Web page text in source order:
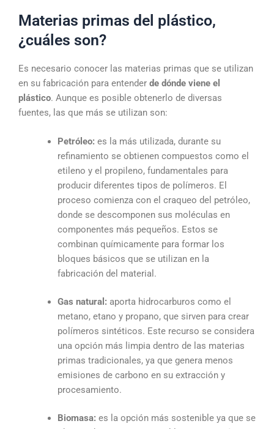
Materias primas del plástico,
¿cuáles son?
Es necesario conocer las materias primas que se utilizan
en su fabricación para entender de dónde viene el
plástico. Aunque es posible obtenerlo de diversas
fuentes, las que más se utilizan son:
Petróleo: es la más utilizada, durante su
refinamiento se obtienen compuestos como el
etileno y el propileno, fundamentales para
producir diferentes tipos de polímeros. El
proceso comienza con el craqueo del petróleo,
donde se descomponen sus moléculas en
componentes más pequeños. Estos se
combinan químicamente para formar los
bloques básicos que se utilizan en la
fabricación del material.
Gas natural: aporta hidrocarburos como el
metano, etano y propano, que sirven para crear
polímeros sintéticos. Este recurso se considera
una opción más limpia dentro de las materias
primas tradicionales, ya que genera menos
emisiones de carbono en su extracción y
procesamiento.
Biomasa: es la opción más sostenible ya que se